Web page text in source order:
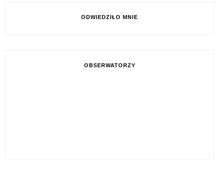
ODWIEDZIŁO MNIE
OBSERWATORZY